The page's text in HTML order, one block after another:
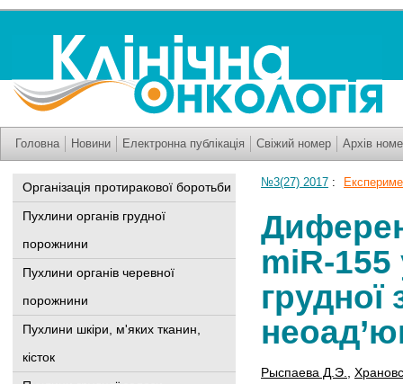
Головна Новини Електронна публікація Свіжий номер Архів
Організація протиракової боротьби
Пухлини органів грудної
порожнини
Пухлини органів черевної
порожнини
Пухлини шкіри, м'яких тканин,
кісток
№3(27) 2017 :
miR-155
грудної
Рыспаева Д.Э.